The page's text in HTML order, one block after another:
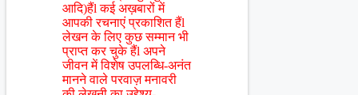
आदि)हैंl कई अख़बारों में
आपकी रचनाएं प्रकाशित हैंl
लेखन के लिए कुछ सम्मान भी
प्राप्त कर चुके हैंl अपने
जीवन में विशेष उपलब्धि-अनंत
मानने वाले परवाज़ मनावरी